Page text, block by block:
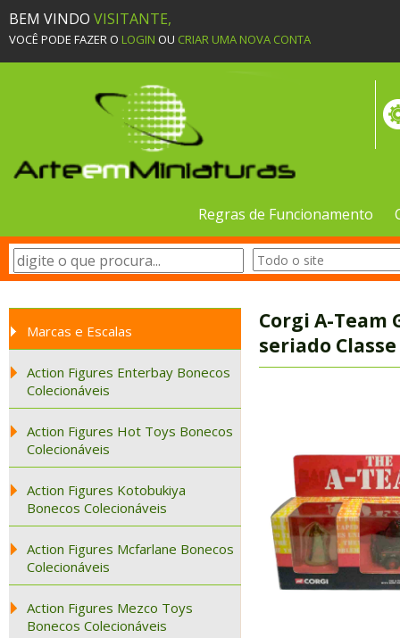
BEM VINDO VISITANTE,
VOCÊ PODE FAZER O LOGIN OU CRIAR UMA NOVA CONTA
Regras de Funcionamento
Marcas e Escalas
Action Figures Enterbay Bonecos
Colecionáveis
Action Figures Hot Toys Bonecos
Colecionáveis
Action Figures Kotobukiya
Bonecos Colecionáveis
Action Figures Mcfarlane Bonecos
Colecionáveis
Action Figures Mezco Toys
Bonecos Colecionáveis
Corgi A-Team
seriado Classe